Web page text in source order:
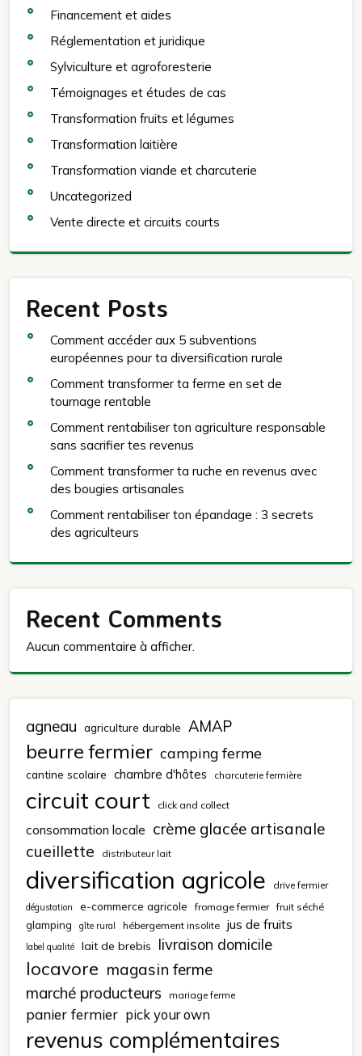
Financement et aides
Réglementation et juridique
Sylviculture et agroforesterie
Témoignages et études de cas
Transformation fruits et légumes
Transformation laitière
Transformation viande et charcuterie
Uncategorized
Vente directe et circuits courts
Recent Posts
Comment accéder aux 5 subventions
européennes pour ta diversification rurale
Comment transformer ta ferme en set de
tournage rentable
Comment rentabiliser ton agriculture responsable
sans sacrifier tes revenus
Comment transformer ta ruche en revenus avec
des bougies artisanales
Comment rentabiliser ton épandage : 3 secrets
des agriculteurs
Recent Comments
Aucun commentaire à afficher.
agneau agriculture durable AMAP
beurre fermier camping ferme
cantine scolaire chambre d'hôtes charcuterie fermière
circuit court click and collect
consommation locale crème glacée artisanale
cueillette
distributeur lait
diversification agricole drive fermier
dégustation e-commerce agricole fromage fermier fruit séché
glamping gîte rural hébergement insolite jus de fruits
label qualité lait de brebis livraison domicile
locavore magasin ferme
marché producteurs
mariage ferme
panier fermier pick your own
revenus complémentaires